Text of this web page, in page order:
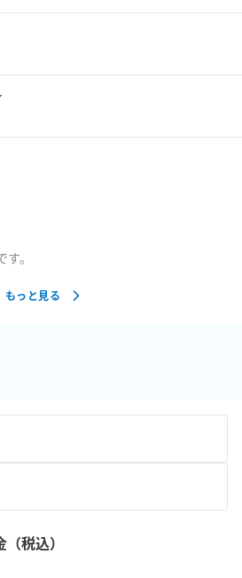
。
もっと見る
税込）